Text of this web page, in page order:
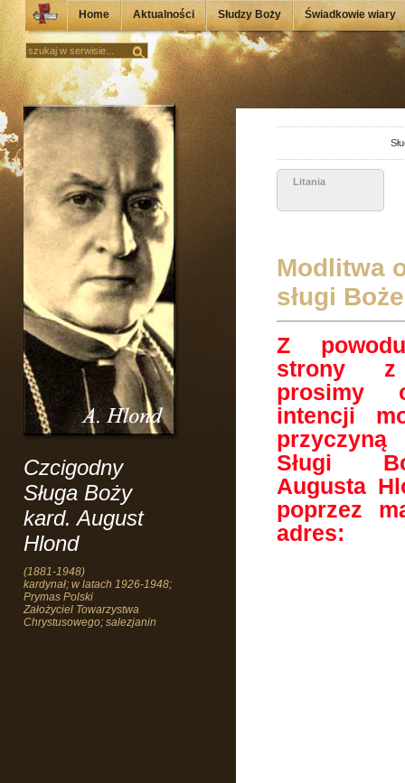
Home Aktualności Słudzy Boży Świadkowie wiary
Czcigodny
Sługa Boży
kard. August
Hlond
(1881-1948)
kardynał; w latach 1926-1948;
Prymas Polski
Założyciel Towarzystwa
Chrystusowego; salezjanin
Litania
Modlitwa
sługi
Z
strony z
prosimy
intencji
Sługi
Augusta
poprzez
adres: